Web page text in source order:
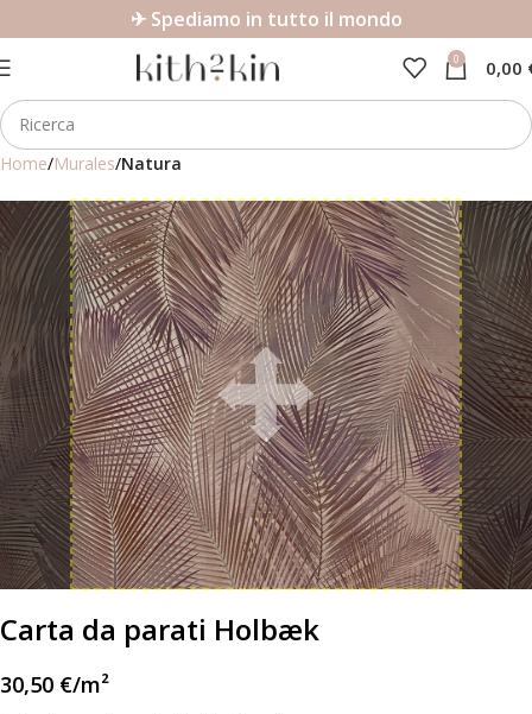
✈ Spediamo in tutto il mondo
0 0,00
Home Murales Natura
Carta da parati Holbæk
30,50 €/m²